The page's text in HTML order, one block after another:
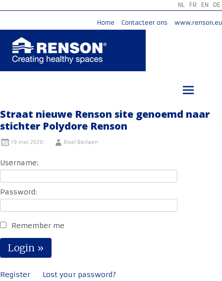
NL FR EN DE
Home Contacteer ons www.renson.eu
Straat nieuwe Renson site genoemd naar
stichter Polydore Renson
19 mei 2020 Roel Berlaen
Username:
Password:
Remember me
Register Lost your password?